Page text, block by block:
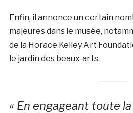
Enfin, il annonce un certain
majeures dans le musée,
de la Horace Kelley Art
le jardin des beaux-arts.
« En engageant toute